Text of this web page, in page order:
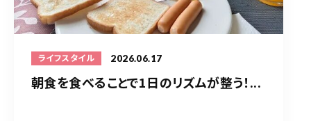
ライフスタイル 2026.06.17
朝食を食べることで1日のリズムが整う！...